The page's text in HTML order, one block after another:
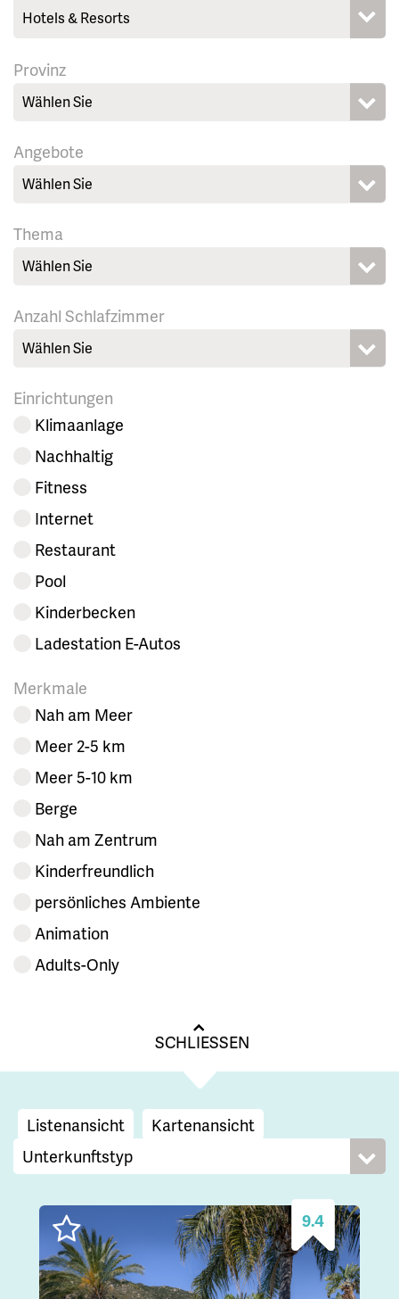
Provinz
Wählen Sie
Angebote
Wählen Sie
Thema
Wählen Sie
Anzahl Schlafzimmer
Wählen Sie
Einrichtungen
Klimaanlage
Nachhaltig
Fitness
Internet
Restaurant
Pool
Kinderbecken
Ladestation E-Autos
Merkmale
Nah am Meer
Meer 2-5 km
Meer 5-10 km
Berge
Nah am Zentrum
Kinderfreundlich
persönliches Ambiente
Animation
Adults-Only
SCHLIESSEN
Listenansicht Kartenansicht
9.4